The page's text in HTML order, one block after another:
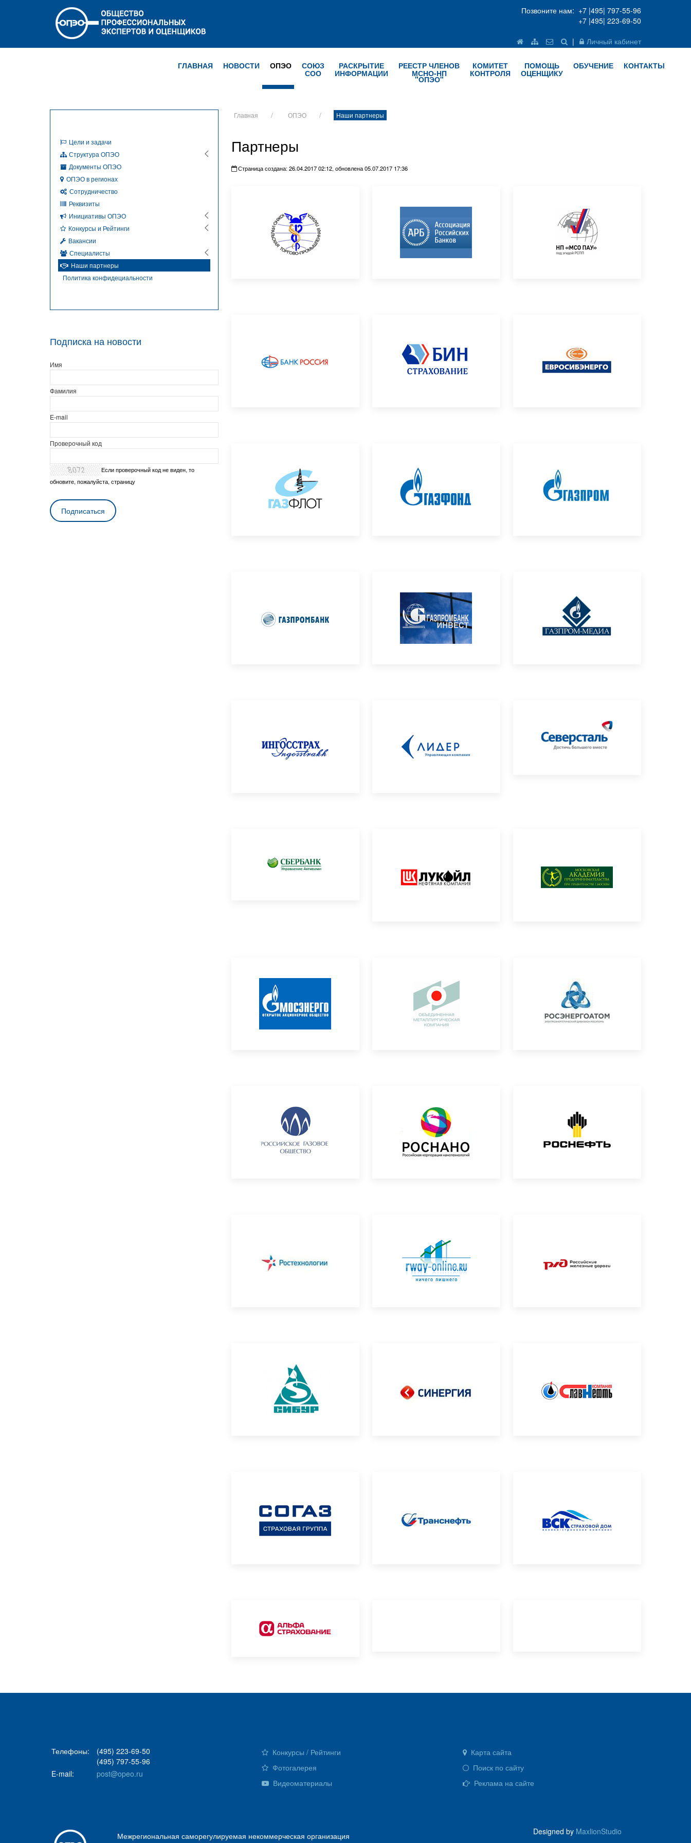
Позвоните нам: +7 |495| 797-55-96
+7 |495| 223-69-50
|
Личный кабинет
ГЛАВНАЯ НОВОСТИ ОПЭО СОЮЗ
СОО
РАСКРЫТИЕ
ИНФОРМАЦИИ
РЕЕСТР ЧЛЕНОВ
МСНО-НП
"ОПЭО"
КОМИТЕТ
КОНТРОЛЯ
ПОМОЩЬ
ОЦЕНЩИКУ
ОБУЧЕНИЕ КОНТАКТЫ
Главная ОПЭО Наши партнеры
Партнеры
Страница создана: 26.04.2017 02:12, обновлена 05.07.2017 17:36
Цели и задачи
Структура ОПЭО
Документы ОПЭО
ОПЭО в регионах
Сотрудничество
Реквизиты
Инициативы ОПЭО
Конкурсы и Рейтинги
Вакансии
Специалисты
Наши партнеры
Политика конфидециальности
Подписка на новости
Имя
Фамилия
E-mail
Проверочный код
Если проверочный код не виден, то
обновите, пожалуйста, страницу
Телефоны:
(495) 223-69-50
(495) 797-55-96
E-mail:
post@opeo.ru
Конкурсы / Рейтинги
Фотогалерея
Видеоматериалы
Карта сайта
Поиск по сайту
Реклама на сайте
Межрегиональная саморегулируемая некоммерческая организация
Designed by MaxlionStudio